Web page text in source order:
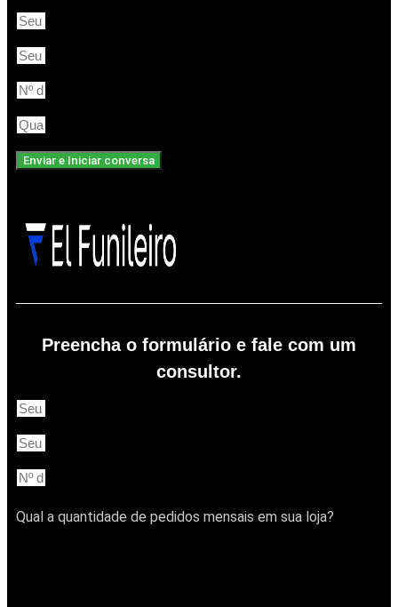
Enviar e Iniciar conversa
Preencha o formulário e fale com um
consultor.
Qual a quantidade de pedidos mensais em sua loja?